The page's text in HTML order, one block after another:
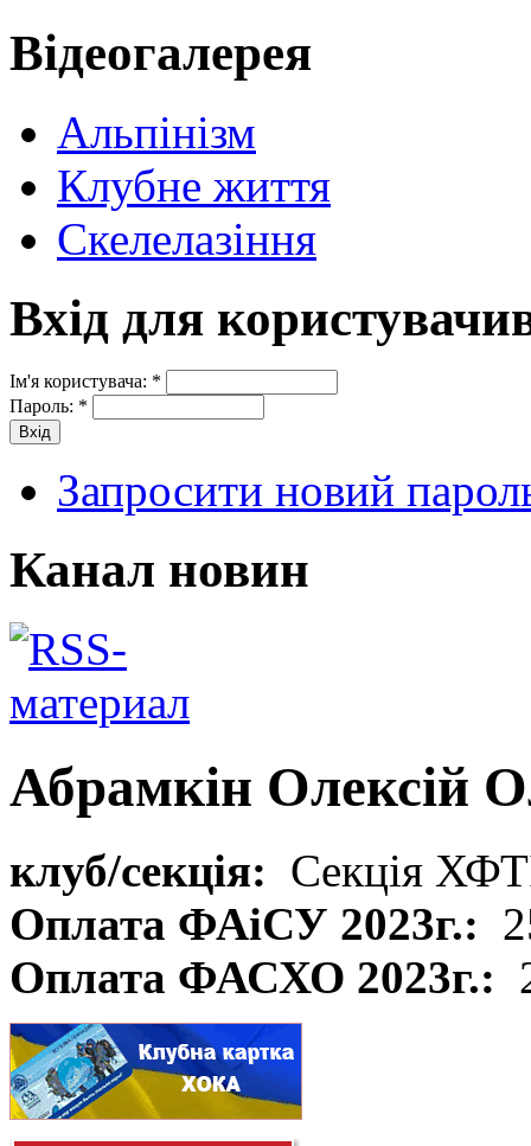
Відеогалерея
Альпінізм
Клубне життя
Скелелазіння
Вхід для
Ім'я користувача: *
Пароль: *
Запросити новий
Канал новин
Абрамкін Олексій
клуб/секція: Секція
Оплата ФАіСУ 2023г.:
Оплата ФАСХО 2023г.: